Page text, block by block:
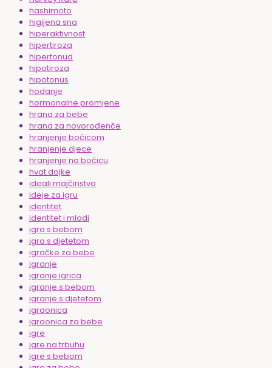
hashimoto
higijena sna
hiperaktivnost
hipertiroza
hipertonud
hipotiroza
hipotonus
hodanje
hormonalne promjene
hrana za bebe
hrana za novorođenče
hranjenje bočicom
hranjenje djece
hranjenje na bočicu
hvat dojke
ideali majčinstva
ideje za igru
identitet
identitet i mladi
igra s bebom
igra s djetetom
igračke za bebe
igranje
igranje igrica
igranje s bebom
igranje s djetetom
igraonica
igraonica za bebe
igre
igre na trbuhu
igre s bebom